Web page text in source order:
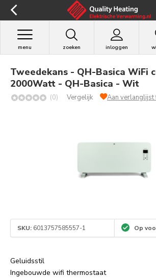
zoeken inloggen
menu
Tweedekans - QH-Basica WiFi
2000Watt - QH-Basica - Wit
(0) Vergelijk Aan verlanglijst
SKU: 6013757585557-1 Op
Geluidsstil
Ingebouwde wifi thermostaat